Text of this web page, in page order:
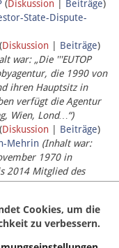
(Diskussion Beiträge)
State-Dispute-
(Diskussion Beiträge)
war: „Die '''EUTOP
die 1990 von
ihren Hauptsitz in
verfügt die Agentur
Wien, Lond…“)
(Diskussion Beiträge)
Mehrin (Inhalt war:
1970 in
2014 Mitglied des
2014 ist sie für
Cookies, um die
zu verbessern.